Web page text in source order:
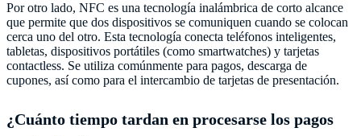
Por otro lado, NFC es una tecnología inalámbrica de corto alcance
que permite que dos dispositivos se comuniquen cuando se colocan
cerca uno del otro. Esta tecnología conecta teléfonos inteligentes,
tabletas, dispositivos portátiles (como smartwatches) y tarjetas
contactless. Se utiliza comúnmente para pagos, descarga de
cupones, así como para el intercambio de tarjetas de presentación.
¿Cuánto tiempo tardan en procesarse los pagos